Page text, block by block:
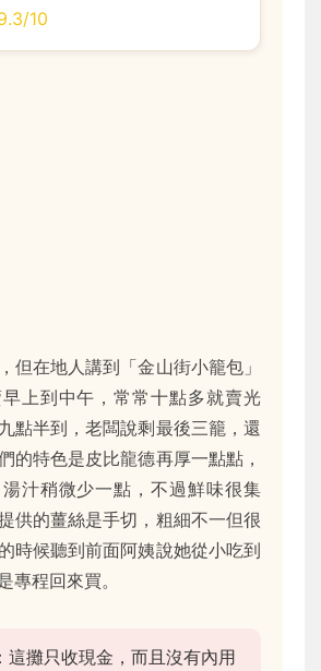
10
但在地人講到「金山街小籠包」
上到中午，常常十點多就賣光
點半到，老闆說剩最後三籠，還
的特色是皮比龍德再厚一點點，
汁稍微少一點，不過鮮味很集
供的薑絲是手切，粗細不一但很
時候聽到前面阿姨說她從小吃到
專程回來買。
這攤只收現金，而且沒有內用